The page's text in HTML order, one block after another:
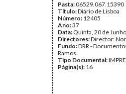
Pasta:06529.067.15390
Título:Diário de Lisboa
Número: 12405
Ano:37
Data: Quinta, 20 de
Directores:Director:
Fundo:DRR -
Ramos
Tipo Documental:
Página(s): 16